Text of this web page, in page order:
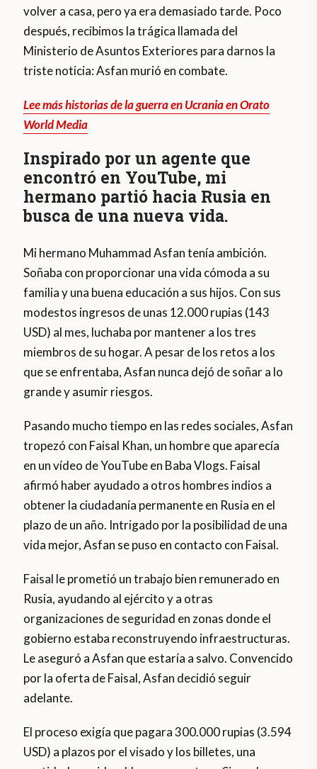
volver a casa, pero ya era demasiado tarde. Poco
después, recibimos la trágica llamada del
Ministerio de Asuntos Exteriores para darnos la
triste noticia: Asfan murió en combate.
Lee más historias de la guerra en Ucrania en Orato
World Media
Inspirado por un agente que
encontró en YouTube, mi
hermano partió hacia Rusia en
busca de una nueva vida.
Mi hermano Muhammad Asfan tenía ambición.
Soñaba con proporcionar una vida cómoda a su
familia y una buena educación a sus hijos. Con sus
modestos ingresos de unas 12.000 rupias (143
USD) al mes, luchaba por mantener a los tres
miembros de su hogar. A pesar de los retos a los
que se enfrentaba, Asfan nunca dejó de soñar a lo
grande y asumir riesgos.
Pasando mucho tiempo en las redes sociales, Asfan
tropezó con Faisal Khan, un hombre que aparecía
en un vídeo de YouTube en Baba Vlogs. Faisal
afirmó haber ayudado a otros hombres indios a
obtener la ciudadanía permanente en Rusia en el
plazo de un año. Intrigado por la posibilidad de una
vida mejor, Asfan se puso en contacto con Faisal.
Faisal le prometió un trabajo bien remunerado en
Rusia, ayudando al ejército y a otras
organizaciones de seguridad en zonas donde el
gobierno estaba reconstruyendo infraestructuras.
Le aseguró a Asfan que estaría a salvo. Convencido
por la oferta de Faisal, Asfan decidió seguir
adelante.
El proceso exigía que pagara 300.000 rupias (3.594
USD) a plazos por el visado y los billetes, una